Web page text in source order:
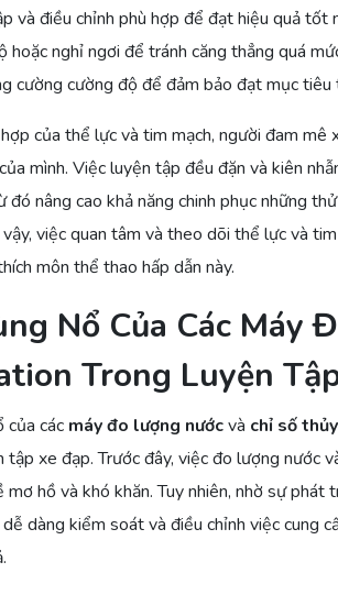
và điều chỉnh phù hợp để đạt hiệu quả tốt
hoặc nghỉ ngơi để tránh căng thẳng quá
cường cường độ để đảm bảo đạt mục tiêu
của thể lực và tim mạch, người đam mê
của mình. Việc luyện tập đều đặn và kiên
đó nâng cao khả năng chinh phục những
việc quan tâm và theo dõi thể lực và
môn thể thao hấp dẫn này.
Nổ Của Các Máy
Trong Luyện
của các máy đo lượng nướcvà chỉ số
tập xe đạp. Trước đây, việc đo lượng nước
hồ và khó khăn. Tuy nhiên, nhờ sự phát
dàng kiểm soát và điều chỉnh việc cung